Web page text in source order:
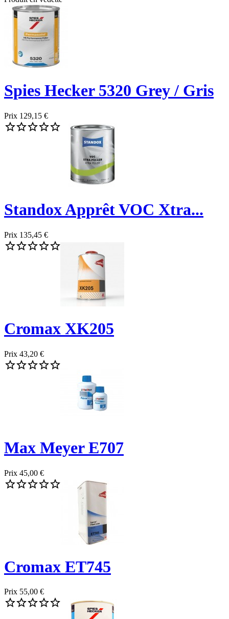
Spies Hecker 5320 Grey / Gris
Prix 129,15 €

Standox Apprêt VOC Xtra...
Prix 135,45 €

Cromax XK205
Prix 43,20 €

Max Meyer E707
Prix 45,00 €

Cromax ET745
Prix 55,00 €
